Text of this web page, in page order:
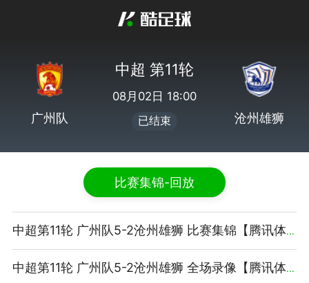
广州队
中超 第11轮
08月02日 18:00
已结束 沧州雄狮
比赛集锦-回放
中超第11轮 广州队5-2沧州雄狮 比赛集锦【腾讯体育】
中超第11轮 广州队5-2沧州雄狮 全场录像【腾讯体育】